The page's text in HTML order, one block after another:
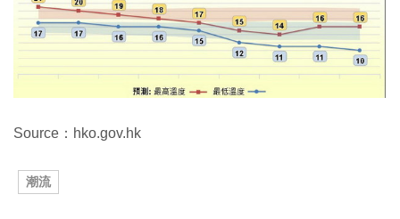
Source：hko.gov.hk
潮流